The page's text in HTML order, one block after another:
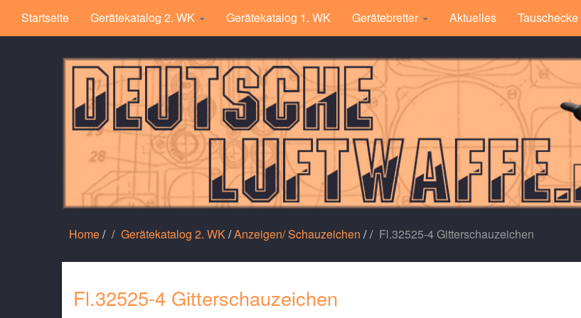
Startseite Gerätekatalog 2. WK Gerätekatalog 1. WK Gerätebretter Aktuelles Tauschecke
Home/ Gerätekatalog 2. WK /Anzeigen/ Schauzeichen / Fl.32525-4 Gitterschauzeichen
Fl.32525-4 Gitterschauzeichen